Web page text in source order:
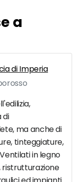
a
di Imperia
di
ma anche di
tinteggiature,
in legno